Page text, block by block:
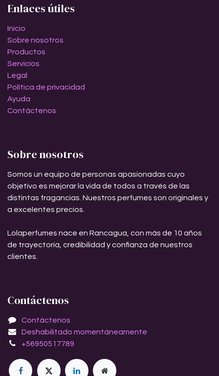
Enlaces útiles
Inicio
Sobre nosotros
Productos
Servicios
Legal
Política de privacidad
Ayuda
Contáctenos
Sobre nosotros
Somos un equipo de personas apasionadas cuyo
objetivo es mejorar la vida de todos a través de las
distintas fragancias. Nuestros perfumes son originales y
a excelentes precios.
Lolaperfumes nace en Rancagua, con más de 10 años
de trayectoria, credibilidad y confianza de nuestros
clientes.
Contáctenos
Contáctenos
Deshabilitado momentáneamente
+56950517789